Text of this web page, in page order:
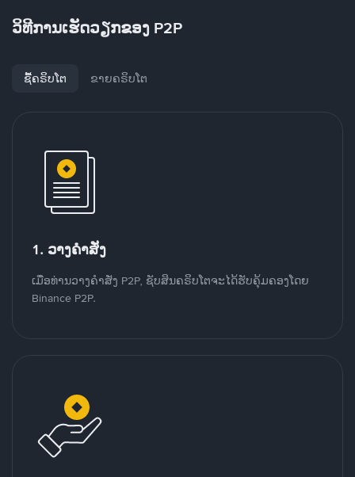
ວິທີການເຮັດວຽກຂອງ P2P
ຊື້ຄຣິບໂຕ ຂາຍຄຣິບໂຕ
1. ວາງຄໍາສັ່ງ
ເມື່ອທ່ານວາງຄໍາສັ່ງ P2P, ຊັບສິນຄຣິບໂຕຈະໄດ້ຮັບຄຸ້ມຄອງໂດຍ
Binance P2P.